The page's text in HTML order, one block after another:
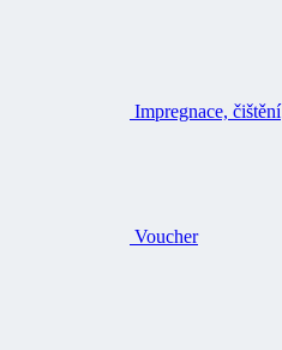
Impregnace, čištění
Voucher